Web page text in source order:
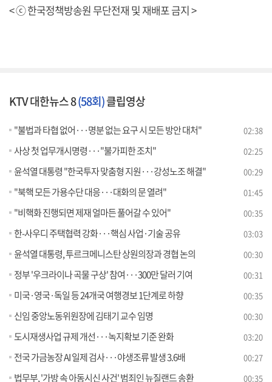
< ⓒ 한국정책방송원 무단전재 및 재배포 금지 >
KTV 대한뉴스 8(58회)클립영상
"불법과 타협 없어···명분 없는 요구 시 모든 방안 대처" 02:38
사상 첫 업무개시명령···"불가피한 조치" 02:25
윤석열 대통령 "한국투자 맞춤형 지원···강성노조 해결" 00:29
"북핵 모든 가용수단 대응···대화의 문 열려" 01:45
"비핵화 진행되면 제재 얼마든 풀어갈 수 있어" 00:35
한-사우디 주택협력 강화···핵심 사업·기술 공유 03:03
윤석열 대통령, 투르크메니스탄 상원의장과 경협 논의 00:30
정부 '우크라이나 곡물 구상' 참여···300만 달러 기여 00:31
미국·영국·독일 등 24개국 여행경보 1단계로 하향 00:35
신임 중앙노동위원장에 김태기 교수 임명 00:30
도시재생사업 규제 개선···녹지확보 기준 완화 03:20
전국 가금농장 AI 일제 검사···야생조류 발생 3.6배 00:27
법무부, '가방 속 아동시신 사건' 범죄인 뉴질랜드 송환 00:35